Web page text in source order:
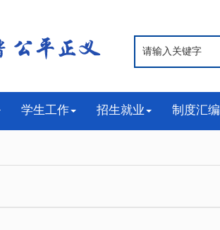
学生工作 招生就业 制度汇编